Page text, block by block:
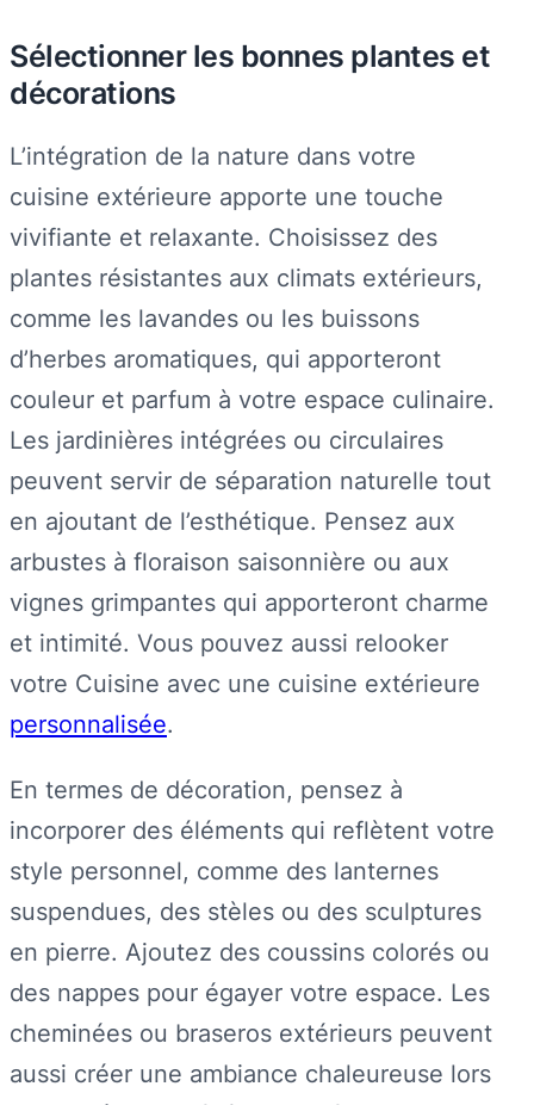
Sélectionner les bonnes plantes et
décorations
L’intégration de la nature dans votre
cuisine extérieure apporte une touche
vivifiante et relaxante. Choisissez des
plantes résistantes aux climats extérieurs,
comme les lavandes ou les buissons
d’herbes aromatiques, qui apporteront
couleur et parfum à votre espace culinaire.
Les jardinières intégrées ou circulaires
peuvent servir de séparation naturelle tout
en ajoutant de l’esthétique. Pensez aux
arbustes à floraison saisonnière ou aux
vignes grimpantes qui apporteront charme
et intimité. Vous pouvez aussi relooker
votre Cuisine avec une cuisine extérieure
personnalisée.
En termes de décoration, pensez à
incorporer des éléments qui reflètent votre
style personnel, comme des lanternes
suspendues, des stèles ou des sculptures
en pierre. Ajoutez des coussins colorés ou
des nappes pour égayer votre espace. Les
cheminées ou braseros extérieurs peuvent
aussi créer une ambiance chaleureuse lors